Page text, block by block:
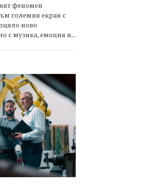
феномен
големия екран с
ново
с музика, емоция и...